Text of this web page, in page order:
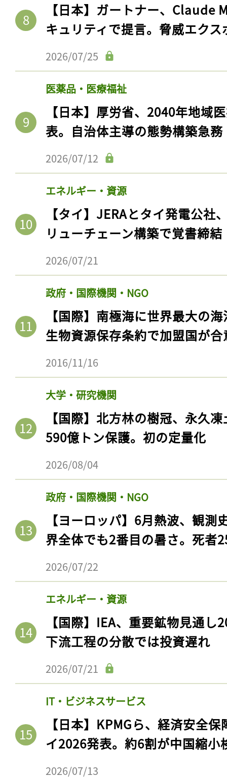
【日本】ガートナー、Claude
キュリティで提言。脅威エク
2026/07/25
医薬品・医療福祉
【日本】厚労省、2040年地域
表。自治体主導の態勢構築急務
2026/07/12
エネルギー・資源
【タイ】JERAとタイ発電公社
リューチェーン構築で覚書締結
2026/07/21
政府・国際機関・NGO
【国際】南極海に世界最大の
生物資源保存条約で加盟国が合
2016/11/16
大学・研究機関
【国際】北方林の樹冠、永久
590億トン保護。初の定量化
2026/08/04
政府・国際機関・NGO
【ヨーロッパ】6月熱波、観
界全体でも2番目の暑さ。死者
2026/07/22
エネルギー・資源
【国際】IEA、重要鉱物見通
下流工程の分散では投資遅れ
2026/07/21
IT・ビジネスサービス
【日本】KPMGら、経済安全
イ2026発表。約6割が中国縮小
2026/07/13
記事をお気に入りに
ログインが必